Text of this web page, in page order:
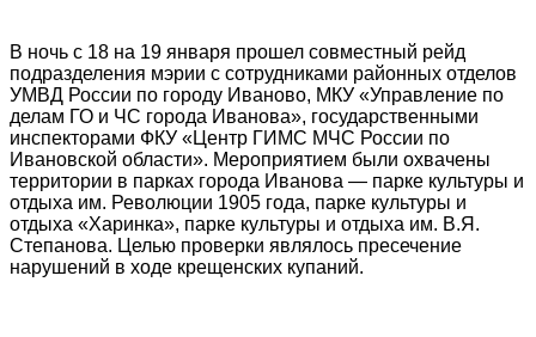
В ночь с 18 на 19 января прошел совместный рейд
подразделения мэрии с сотрудниками районных отделов
УМВД России по городу Иваново, МКУ «Управление по
делам ГО и ЧС города Иванова», государственными
инспекторами ФКУ «Центр ГИМС МЧС России по
Ивановской области». Мероприятием были охвачены
территории в парках города Иванова — парке культуры и
отдыха им. Революции 1905 года, парке культуры и
отдыха «Харинка», парке культуры и отдыха им. В.Я.
Степанова. Целью проверки являлось пресечение
нарушений в ходе крещенских купаний.